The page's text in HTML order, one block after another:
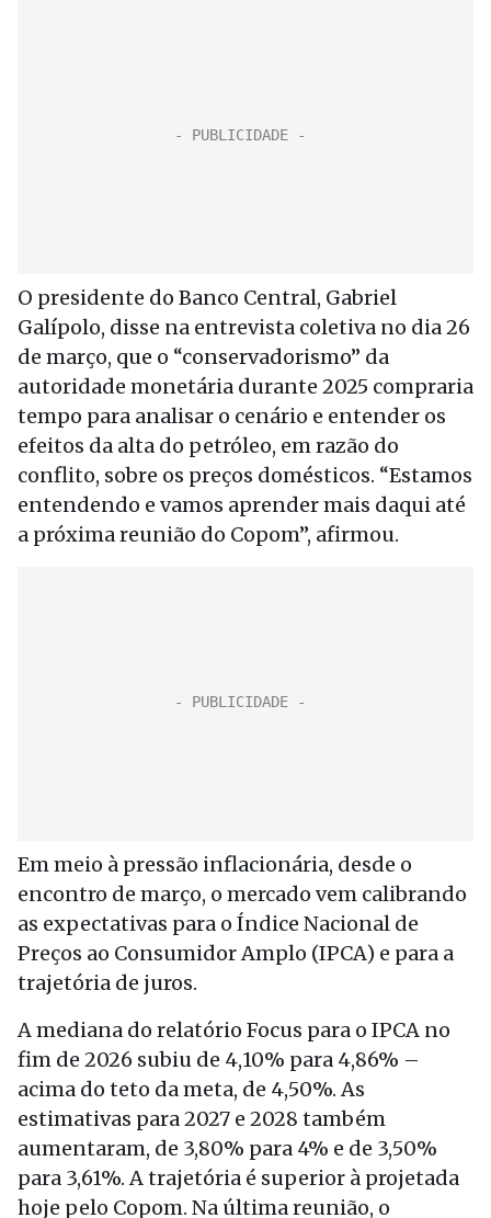
O presidente do Banco Central, Gabriel
Galípolo, disse na entrevista coletiva no dia 26
de março, que o “conservadorismo” da
autoridade monetária durante 2025 compraria
tempo para analisar o cenário e entender os
efeitos da alta do petróleo, em razão do
conflito, sobre os preços domésticos. “Estamos
entendendo e vamos aprender mais daqui até
a próxima reunião do Copom”, afirmou.
Em meio à pressão inflacionária, desde o
encontro de março, o mercado vem calibrando
as expectativas para o Índice Nacional de
Preços ao Consumidor Amplo (IPCA) e para a
trajetória de juros.
A mediana do relatório Focus para o IPCA no
fim de 2026 subiu de 4,10% para 4,86% –
acima do teto da meta, de 4,50%. As
estimativas para 2027 e 2028 também
aumentaram, de 3,80% para 4% e de 3,50%
para 3,61%. A trajetória é superior à projetada
hoje pelo Copom. Na última reunião, o